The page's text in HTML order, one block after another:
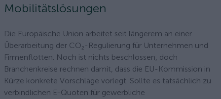
Mobilitätslösungen
Die Europäische Union arbeitet seit längerem an einer
Überarbeitung der CO₂-Regulierung für Unternehmen und
Firmenflotten. Noch ist nichts beschlossen, doch
Branchenkreise rechnen damit, dass die EU-Kommission in
Kürze konkrete Vorschläge vorlegt. Sollte es tatsächlich zu
verbindlichen E-Quoten für gewerbliche